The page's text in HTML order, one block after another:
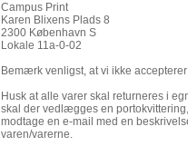
Campus Print
Karen Blixens Plads 8
2300 København S
Lokale 11a-0-02
Bemærk venligst, at vi ikke
Husk at alle varer skal returneres i
skal der vedlægges en
modtage en e-mail med en
varen/varerne.